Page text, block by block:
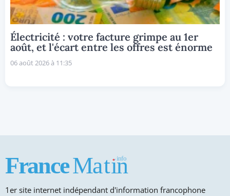
Électricité : votre facture grimpe au 1er
août, et l'écart entre les offres est énorme
06 août 2026 à 11:35
1er site internet indépendant d'information francophone